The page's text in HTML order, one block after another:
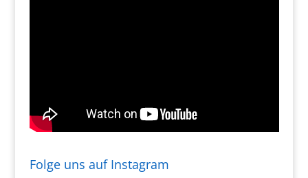
Folge uns auf Instagram